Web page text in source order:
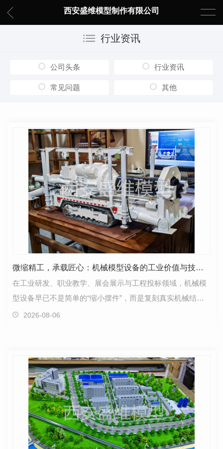
西安盛维模型制作有限公司
行业资讯
公司头条 行业资讯
常见问题 其他
微缩精工，承载匠心：机械模型设备的工业价值与技术魅力
在工业研发、职业教学、展会展示与工程投标领域，机械模
型设备早已不是简单的“缩小摆件”，而是复刻真实机械结
构、还原设备运行原理、可视化工业技术的核心载体。…
2026-08-06